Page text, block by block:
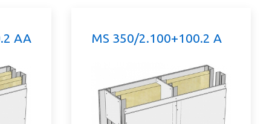
AA MS 350/2.100+100.2 A